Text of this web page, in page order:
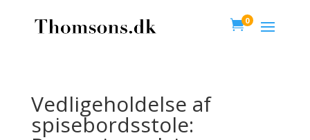
0
Vedligeholdelse af
spisebordsstole: